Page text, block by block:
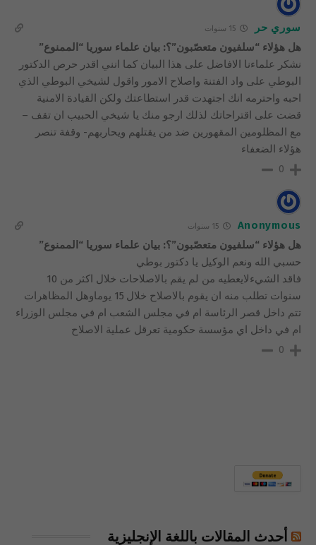
سوري حر 15 سنوات
هل هؤلاء “سلفيون متعصّبون”؟: بيان علماء سوريا “الممنوع”
نشكر علماءنا الافاضل على هذا البيان كما انني اقدر حرص الدكتور
البوطي على واد الفتنة واصلاح الامور واقول لشيخي البوطي الذي
احبه واحترمه انك اجتهدت قدر استطاعتك ولكن القيادة الامنية
قضت على اقتراحاتك لذلك ارجو منك يا شيخي الحبيب ان تقف –
مع المظلومين المقهورين ضد من يقتلهم ويحاربهم- وقفة تنصر
هؤلاء الضعفاء
0
Anonymous 15 سنوات
هل هؤلاء “سلفيون متعصّبون”؟: بيان علماء سوريا “الممنوع”
حسبي الله ونعم الوكيل يا دكتور بوطي
فاقد الشيءلايعطيه من لم يقم بالاصلاحات خلال اكثر من 10
سنوات تطلب منه ان يقوم بالاصلاح خلال 15 يوماوهل المظاهرات
تتم داخل قصر الرئاسة ام في مجلس الشعب ام في مجلس الوزراء
ام في داخل اي مؤسسة حكومية تعرقل عملية الاصلاح
0
أحدث المقالات باللغة الإنجليزية